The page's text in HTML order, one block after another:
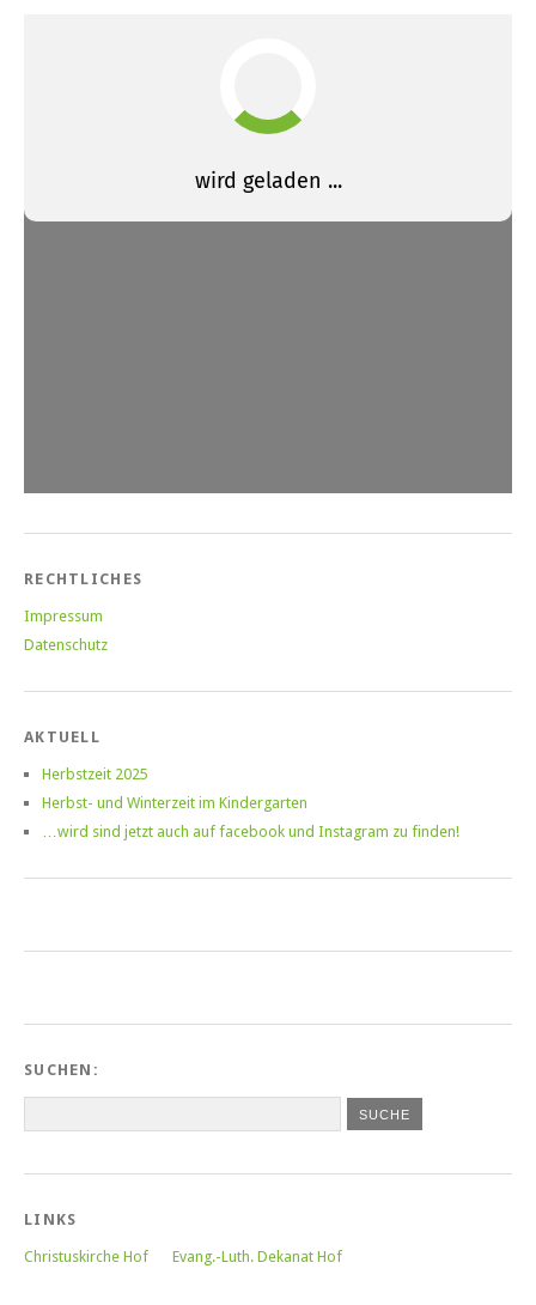
RECHTLICHES
Impressum
Datenschutz
AKTUELL
Herbstzeit 2025
Herbst- und Winterzeit im Kindergarten
…wird sind jetzt auch auf facebook und Instagram zu finden!
SUCHEN:
LINKS
Christuskirche Hof Evang.-Luth. Dekanat Hof